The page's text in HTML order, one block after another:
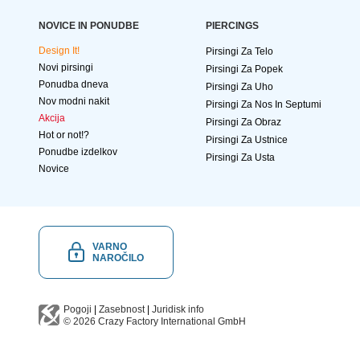
NOVICE IN PONUDBE
Design It!
Novi pirsingi
Ponudba dneva
Nov modni nakit
Akcija
Hot or not!?
Ponudbe izdelkov
Novice
PIERCINGS
Pirsingi Za Telo
Pirsingi Za Popek
Pirsingi Za Uho
Pirsingi Za Nos In Septumi
Pirsingi Za Obraz
Pirsingi Za Ustnice
Pirsingi Za Usta
VARNO
NAROČILO
Pogoji Zasebnost| Juridisk info
© 2026 Crazy Factory International GmbH